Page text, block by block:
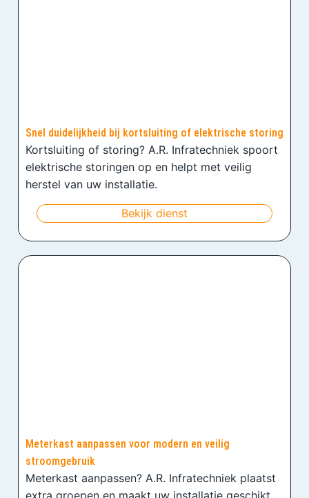
Snel duidelijkheid bij kortsluiting of elektrische storing
Kortsluiting of storing? A.R. Infratechniek spoort
elektrische storingen op en helpt met veilig
herstel van uw installatie.
Bekijk dienst
Meterkast aanpassen voor modern en veilig
stroomgebruik
Meterkast aanpassen? A.R. Infratechniek plaatst
extra groepen en maakt uw installatie geschikt